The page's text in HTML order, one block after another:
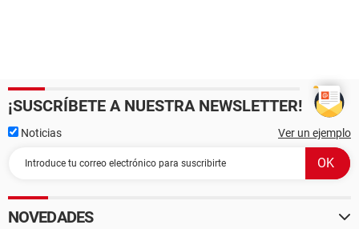
¡SUSCRÍBETE A NUESTRA NEWSLETTER!
Noticias Ver un ejemplo
NOVEDADES